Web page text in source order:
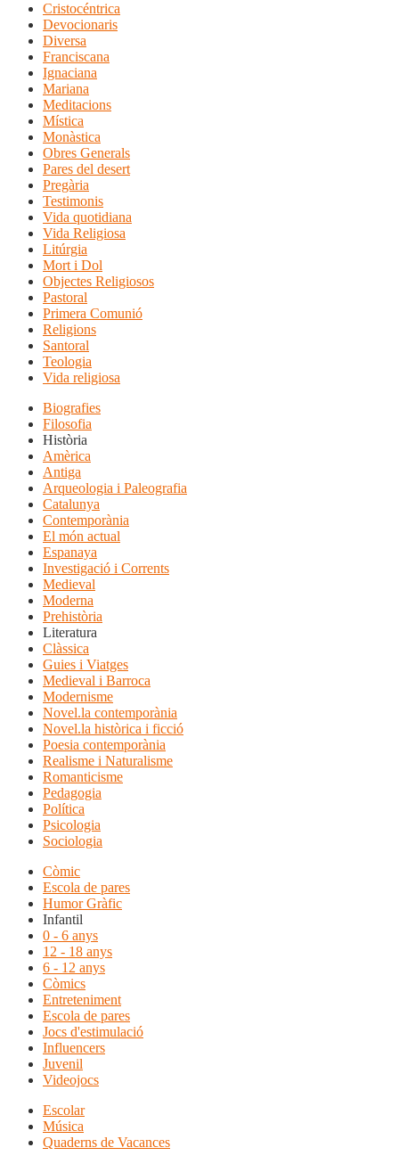
Cristocéntrica
Devocionaris
Diversa
Franciscana
Ignaciana
Mariana
Meditacions
Mística
Monàstica
Obres Generals
Pares del desert
Pregària
Testimonis
Vida quotidiana
Vida Religiosa
Litúrgia
Mort i Dol
Objectes Religiosos
Pastoral
Primera Comunió
Religions
Santoral
Teologia
Vida religiosa
Biografies
Filosofia
Història
Amèrica
Antiga
Arqueologia i Paleografia
Catalunya
Contemporània
El món actual
Espanaya
Investigació i Corrents
Medieval
Moderna
Prehistòria
Literatura
Clàssica
Guies i Viatges
Medieval i Barroca
Modernisme
Novel.la contemporània
Novel.la històrica i ficció
Poesia contemporània
Realisme i Naturalisme
Romanticisme
Pedagogia
Política
Psicologia
Sociologia
Còmic
Escola de pares
Humor Gràfic
Infantil
0 - 6 anys
12 - 18 anys
6 - 12 anys
Còmics
Entreteniment
Escola de pares
Jocs d'estimulació
Influencers
Juvenil
Videojocs
Escolar
Música
Quaderns de Vacances